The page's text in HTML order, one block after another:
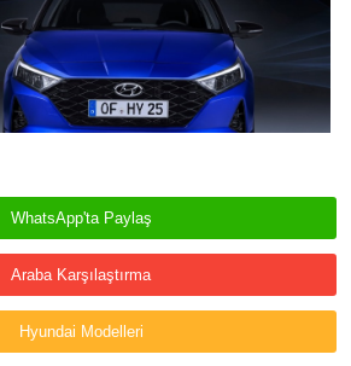
WhatsApp'ta Paylaş
Araba Karşılaştırma
Hyundai Modelleri